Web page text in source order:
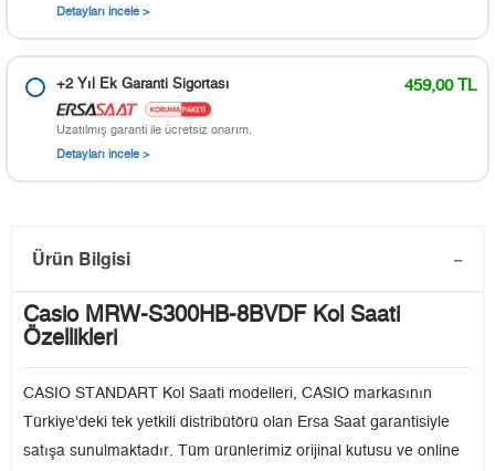
Detayları incele >
+2 Yıl Ek Garanti Sigortası 459,00 TL
Uzatılmış garanti ile ücretsiz onarım.
Detayları incele >
Ürün Bilgisi
Casio MRW-S300HB-8BVDF Kol Saati
Özellikleri
CASIO STANDART Kol Saati modelleri, CASIO markasının
Türkiye'deki tek yetkili distribütörü olan Ersa Saat garantisiyle
satışa sunulmaktadır. Tüm ürünlerimiz orijinal kutusu ve online